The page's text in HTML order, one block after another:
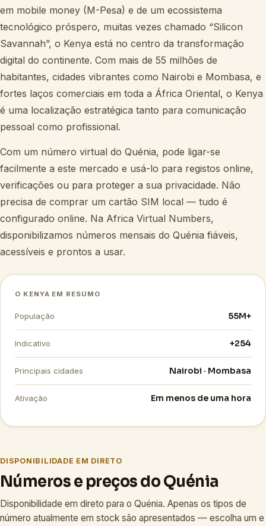
em mobile money (M-Pesa) e de um ecossistema
tecnológico próspero, muitas vezes chamado “Silicon
Savannah”, o Kenya está no centro da transformação
digital do continente. Com mais de 55 milhões de
habitantes, cidades vibrantes como Nairobi e Mombasa, e
fortes laços comerciais em toda a África Oriental, o Kenya
é uma localização estratégica tanto para comunicação
pessoal como profissional.
Com um número virtual do Quénia, pode ligar-se
facilmente a este mercado e usá-lo para registos online,
verificações ou para proteger a sua privacidade. Não
precisa de comprar um cartão SIM local — tudo é
configurado online. Na Africa Virtual Numbers,
disponibilizamos números mensais do Quénia fiáveis,
acessíveis e prontos a usar.
O KENYA EM RESUMO
População 55M+
Indicativo +254
Principais cidades Nairobi · Mombasa
Ativação Em menos de uma hora
DISPONIBILIDADE EM DIRETO
Números e preços do Quénia
Disponibilidade em direto para o Quénia. Apenas os tipos de
número atualmente em stock são apresentados — escolha um e